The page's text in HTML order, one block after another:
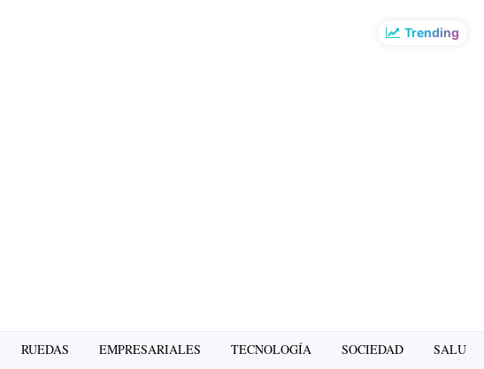
Trending
RUEDAS EMPRESARIALES TECNOLOGÍA SOCIEDAD SALUD
La Copa Mundial FIFA